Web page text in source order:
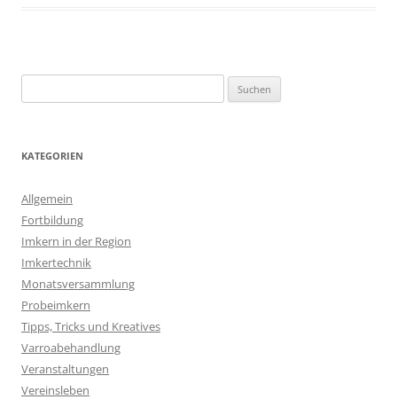
nach:
KATEGORIEN
Allgemein
Fortbildung
Imkern in der Region
Imkertechnik
Monatsversammlung
Probeimkern
Tipps, Tricks und Kreatives
Varroabehandlung
Veranstaltungen
Vereinsleben